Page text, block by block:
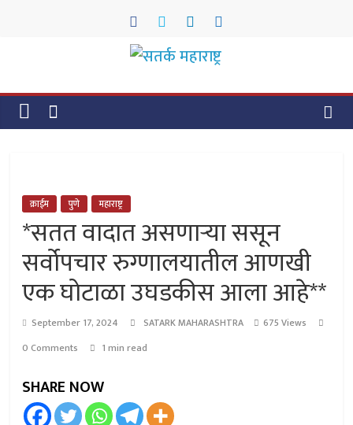
सतर्क
महाराष्ट्र
क्राईम पुणे महाराष्ट्र
*सतत वादात असणाऱ्या ससून
सर्वोपचार रुग्णालयातील आणखी
एक घोटाळा उघडकीस आला आहे**
September 17, 2024 SATARK MAHARASHTRA
675 Views
0 Comments
1 min read
SHARE NOW